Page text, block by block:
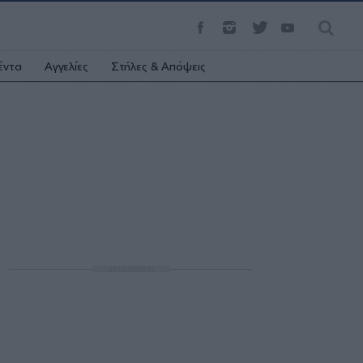
Αγγελίες Στήλες & Απόψεις